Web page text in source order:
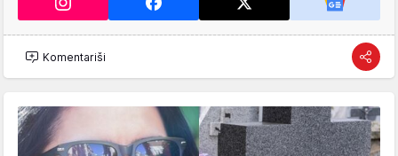
Komentariši